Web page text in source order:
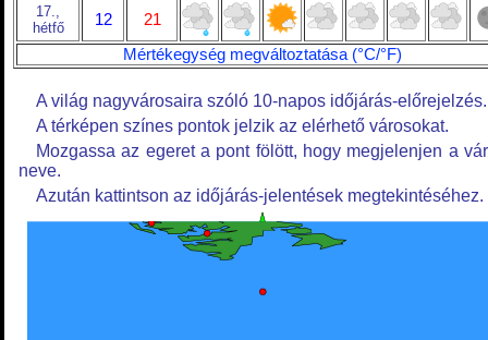
17.,
hétfő
12
21
Mértékegység megváltoztatása (°C/°F)
A világ nagyvárosaira szóló 10-napos időjárás-előrejelzés.
A térképen színes pontok jelzik az elérhető városokat.
Mozgassa az egeret a pont fölött, hogy megjelenjen a
neve.
Azután kattintson az időjárás-jelentések megtekintéséhez.